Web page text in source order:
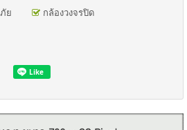
ย
กล้องวงจรปิด